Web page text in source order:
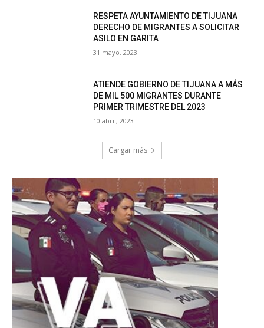
RESPETA AYUNTAMIENTO DE TIJUANA
DERECHO DE MIGRANTES A SOLICITAR
ASILO EN GARITA
31 mayo, 2023
ATIENDE GOBIERNO DE TIJUANA A MÁS
DE MIL 500 MIGRANTES DURANTE
PRIMER TRIMESTRE DEL 2023
10 abril, 2023
Cargar más